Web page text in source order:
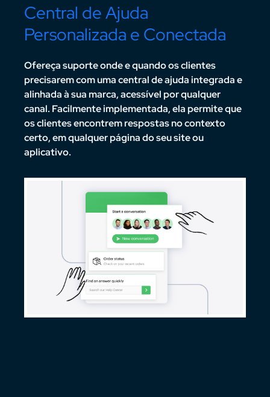
Central de Ajuda
Personalizada e Conectada
Ofereça suporte onde e quando os clientes
precisarem com uma central de ajuda integrada e
alinhada à sua marca, acessível por qualquer
canal. Facilmente implementada, ela permite que
os clientes encontrem respostas no contexto
certo, em qualquer página do seu site ou
aplicativo.